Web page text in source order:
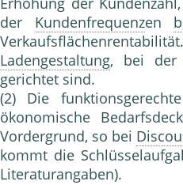
der Kundenfrequenzen
Ladengestaltung, bei der
gerichtet sind.
(2) Die
ökonomische
Vordergrund, so bei
kommt die
Literaturangaben).